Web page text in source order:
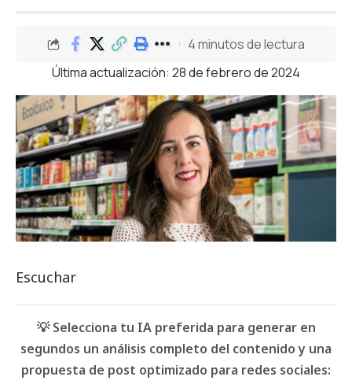
Última actualización: 28 de febrero de 2024
4 minutos de lectura
Escuchar
💡 Selecciona tu IA preferida para generar en
segundos un análisis completo del contenido y una
propuesta de post optimizado para redes sociales: